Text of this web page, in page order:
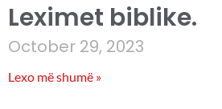
Leximet biblike.
October 29, 2023
Lexo më shumë »